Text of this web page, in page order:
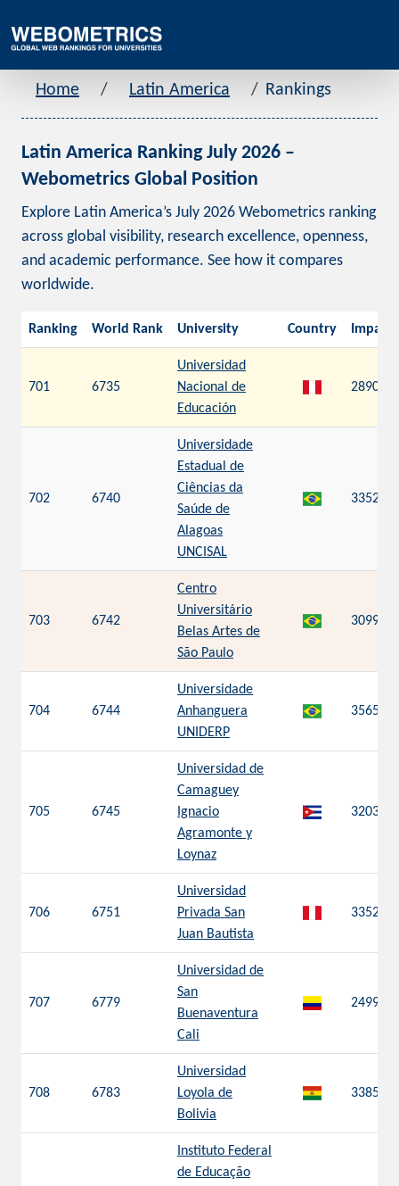
Home Latin America Rankings
Latin America Ranking July 2026 –
Webometrics Global Position
Explore Latin America’s July 2026 Webometrics ranking
across global visibility, research excellence, openness,
and academic performance. See how it compares
worldwide.
Ranking World Rank University Country Impact
701 6735
Universidad
Nacional de
Educación
2890
702 6740
Universidade
Estadual de
Ciências da
Saúde de
Alagoas
UNCISAL
3352
703 6742
Centro
Universitário
Belas Artes de
São Paulo
3099
704 6744
Universidade
Anhanguera
UNIDERP
3565
705 6745
Universidad de
Camaguey
Ignacio
Agramonte y
Loynaz
3203
706 6751
Universidad
Privada San
Juan Bautista
3352
707 6779
Universidad de
San
Buenaventura
Cali
2499
708 6783
Universidad
Loyola de
Bolivia
3385
Instituto Federal
de Educação